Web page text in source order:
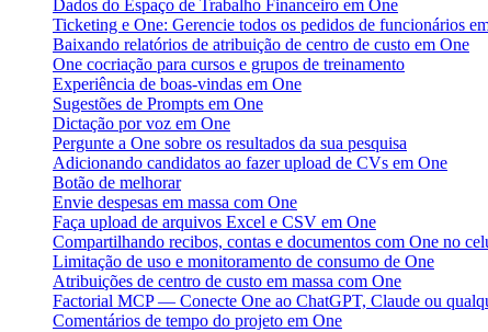
Dados do Espaço de Trabalho Financeiro em One
Ticketing e One: Gerencie todos os pedidos de funcionários
Baixando relatórios de atribuição de centro de custo em One
One cocriação para cursos e grupos de treinamento
Experiência de boas-vindas em One
Sugestões de Prompts em One
Dictação por voz em One
Pergunte a One sobre os resultados da sua pesquisa
Adicionando candidatos ao fazer upload de CVs em One
Botão de melhorar
Envie despesas em massa com One
Faça upload de arquivos Excel e CSV em One
Compartilhando recibos, contas e documentos com One no
Limitação de uso e monitoramento de consumo de One
Atribuições de centro de custo em massa com One
Factorial MCP — Conecte One ao ChatGPT, Claude ou
Comentários de tempo do projeto em One